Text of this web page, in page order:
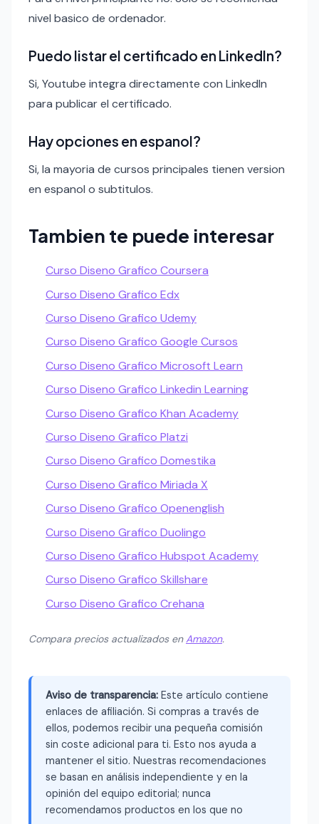
nivel basico de ordenador.
Puedo listar el certificado en LinkedIn?
Si, Youtube integra directamente con LinkedIn
para publicar el certificado.
Hay opciones en espanol?
Si, la mayoria de cursos principales tienen version
en espanol o subtitulos.
Tambien te puede interesar
Curso Diseno Grafico Coursera
Curso Diseno Grafico Edx
Curso Diseno Grafico Udemy
Curso Diseno Grafico Google Cursos
Curso Diseno Grafico Microsoft Learn
Curso Diseno Grafico Linkedin Learning
Curso Diseno Grafico Khan Academy
Curso Diseno Grafico Platzi
Curso Diseno Grafico Domestika
Curso Diseno Grafico Miriada X
Curso Diseno Grafico Openenglish
Curso Diseno Grafico Duolingo
Curso Diseno Grafico Hubspot Academy
Curso Diseno Grafico Skillshare
Curso Diseno Grafico Crehana
Compara precios actualizados enAmazon.
Aviso de transparencia: Este artículo contiene
enlaces de afiliación. Si compras a través de
ellos, podemos recibir una pequeña comisión
sin coste adicional para ti. Esto nos ayuda a
mantener el sitio. Nuestras recomendaciones
se basan en análisis independiente y en la
opinión del equipo editorial; nunca
recomendamos productos en los que no